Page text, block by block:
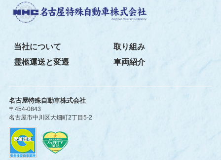
当社について
取り組み
霊柩運送と変遷
車両紹介
名古屋特殊自動車株式会社
〒454-0843
名古屋市中川区大畑町2丁目5-2